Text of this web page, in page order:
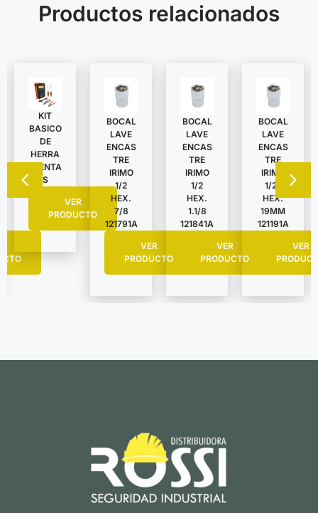
Productos relacionados
KIT
BASICO
DE
HERRA
MIENTA
S
VER
PRODUCTO
BOCAL
LAVE
ENCAS
TRE
IRIMO
1/2
HEX.
7/8
121791A
VER
PRODUCTO
BOCAL
LAVE
ENCAS
TRE
IRIMO
1/2
HEX.
1.1/8
121841A
VER
PRODUCTO
BOCAL
LAVE
ENCAS
TRE
IRIMO
1/2″
HEX.
19MM
121191A
VER